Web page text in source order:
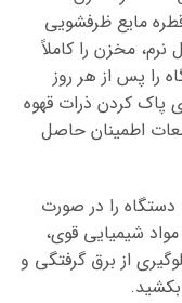
مایع ظرفشویی
نرم، مخزن را کاملاً
را پس از هر روز
پاک کردن ذرات قهوه
اطمینان حاصل
را در صورت
مواد شیمیایی قوی،
از برق گرفتگی و
بکشید.